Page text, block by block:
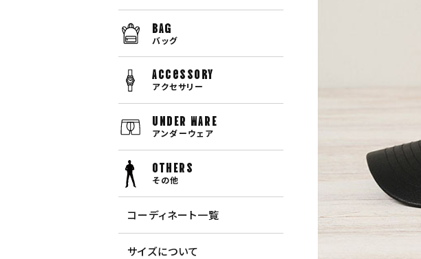
BAG
バッグ
Accessory
アクセサリー
UNDER WARE
アンダーウェア
OTHERS
その他
コーディネート一覧
サイズについて